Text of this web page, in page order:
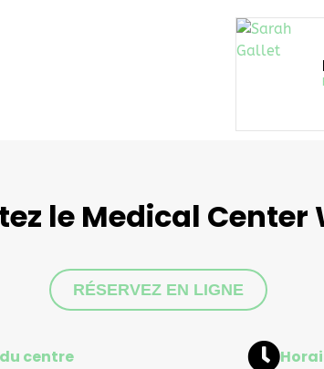
le Medical Center
RÉSERVEZ EN LIGNE
centre